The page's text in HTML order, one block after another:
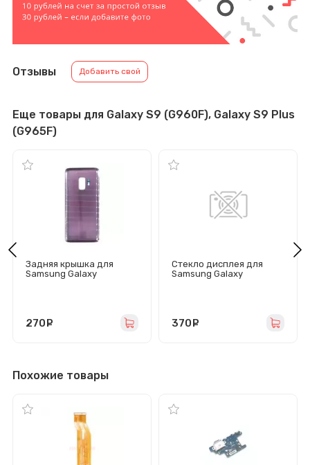
Отзывы Добавить свой
Еще товары для Galaxy S9 (G960F), Galaxy S9 Plus
(G965F)
Задняя крышка для
Samsung Galaxy
270
Стекло дисплея для
Samsung Galaxy
370
Похожие товары